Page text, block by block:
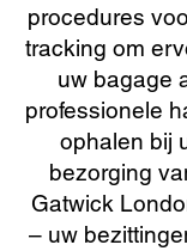
procedures
tracking om
uw bagage
professionele
ophalen bij
bezorging
Gatwick
– uw